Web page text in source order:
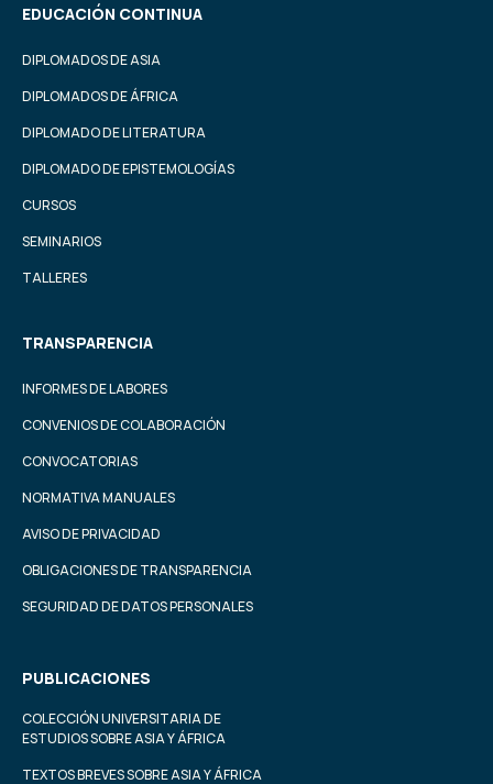
EDUCACIÓN CONTINUA
DIPLOMADOS DE ASIA
DIPLOMADOS DE ÁFRICA
DIPLOMADO DE LITERATURA
DIPLOMADO DE EPISTEMOLOGÍAS
CURSOS
SEMINARIOS
TALLERES
TRANSPARENCIA
INFORMES DE LABORES
CONVENIOS DE COLABORACIÓN
CONVOCATORIAS
NORMATIVA MANUALES
AVISO DE PRIVACIDAD
OBLIGACIONES DE TRANSPARENCIA
SEGURIDAD DE DATOS PERSONALES
PUBLICACIONES
COLECCIÓN UNIVERSITARIA DE
ESTUDIOS SOBRE ASIA Y ÁFRICA
TEXTOS BREVES SOBRE ASIA Y ÁFRICA